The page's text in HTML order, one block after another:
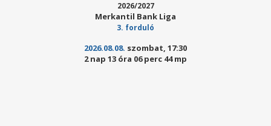
2026/2027
Merkantil Bank Liga
3. forduló
2026.08.08. szombat, 17:30
2 nap 13 óra 06 perc 41 mp